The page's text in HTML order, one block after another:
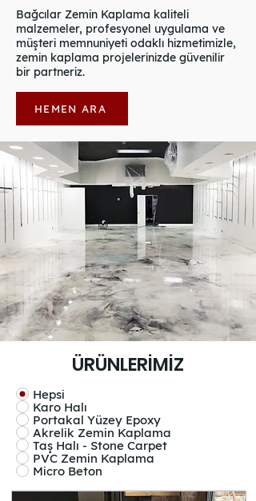
Bağcılar Zemin Kaplama kaliteli
malzemeler, profesyonel uygulama ve
müşteri memnuniyeti odaklı hizmetimizle,
zemin kaplama projelerinizde güvenilir
bir partneriz.
HEMEN ARA
ÜRÜNLERİMİZ
Hepsi
Karo Halı
Portakal Yüzey Epoxy
Akrelik Zemin Kaplama
Taş Halı - Stone Carpet
PVC Zemin Kaplama
Micro Beton